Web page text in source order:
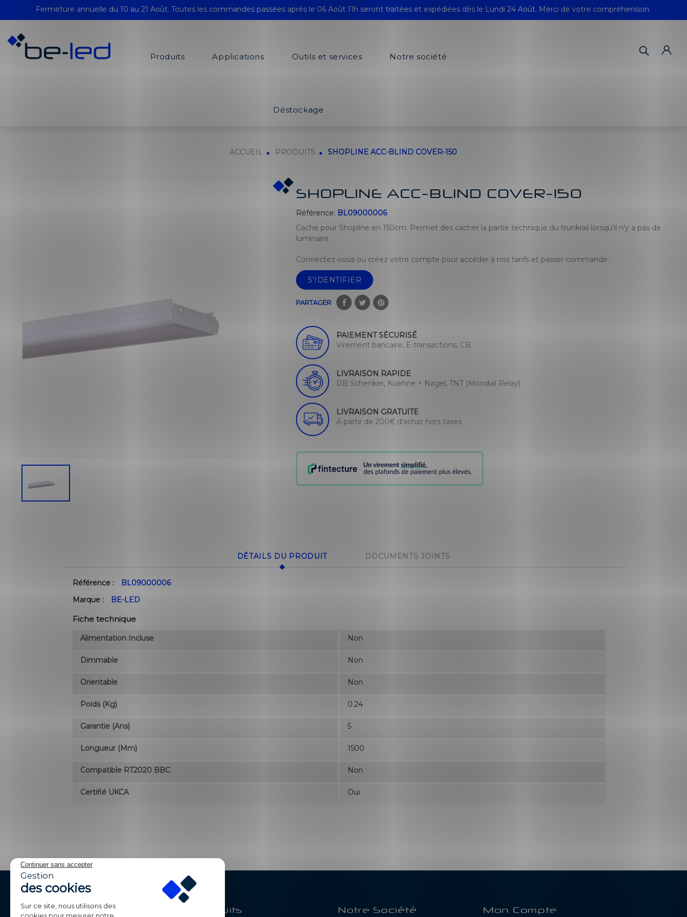
Fermeture annuelle du 10 au 21 Août. Toutes les commandes passées après le 06 Août 11h seront traitées et expédiées dès le Lundi 24 Août. Merci de votre compréhension.
Produits Applications Outils et services Notre société
Déstockage
ACCUEIL PRODUITS SHOPLINE ACC-BLIND COVER-150
SHOPLINE ACC-BLIND COVER-150
Référence: BL09000006
Cache pour Shopline en 150cm. Permet des cacher la partie technique du trunkrail lorsqu'il n'y a pas de
luminaire.
Connectez-vous ou créez votre compte pour accéder à nos tarifs et passer commande.
S'IDENTIFIER
PARTAGER
PAIEMENT SÉCURISÉ
Virement bancaire, E-transactions, CB
LIVRAISON RAPIDE
DB Schenker, Kuehne + Nagel, TNT (Mondial Relay)
LIVRAISON GRATUITE
À partir de 200€ d'achat hors taxes
DÉTAILS DU PRODUIT DOCUMENTS JOINTS
Référence :
BL09000006
Marque :
BE-LED
Fiche technique
Alimentation Incluse Non
Dimmable Non
Orientable Non
Poids (kg) 0.24
Garantie (ans) 5
Longueur (mm) 1500
Compatible RT2020 BBC Non
Certifié UKCA Oui
Contactez-Nous Produits Notre Société Mon Compte
Continuer sans accepter
Gestion
des cookies
Sur ce site, nous utilisons des